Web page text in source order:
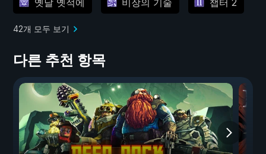
42개 모두 보기
다른 추천 항목